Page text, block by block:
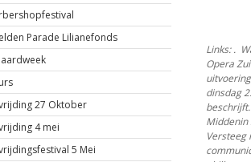
Parade Lilianefonds
27 Oktober
4 mei
5 Mei
Links: .
Opera
dinsdag
beschrijft.
Middenin
Versteeg